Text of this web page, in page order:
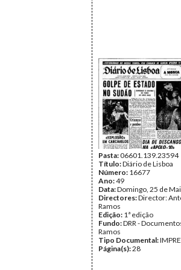
Pasta:06601.139.23594
Título:Diário de Lisboa
Número: 16677
Ano:49
Data:Domingo, 25 de
Directores:Director:
Ramos
Edição: 1ª edição
Fundo:DRR -
Ramos
Tipo Documental:
Página(s):28